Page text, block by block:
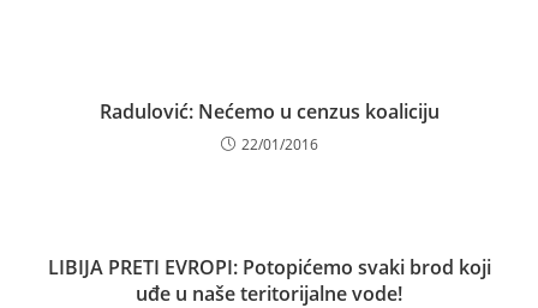
Radulović: Nećemo u cenzus koaliciju
22/01/2016
LIBIJA PRETI EVROPI: Potopićemo svaki brod koji
uđe u naše teritorijalne vode!